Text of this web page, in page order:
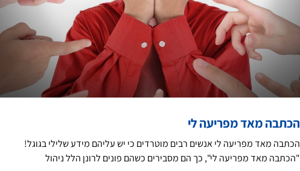
הכתבה מאד מפריעה לי
הכתבה מאד מפריעה לי אנשים רבים מוטרדים כי יש עליהם מידע שלילי בגוגל!
"הכתבה מאד מפריעה לי", כך הם מסבירים כשהם פונים לרונן הלל ניהול